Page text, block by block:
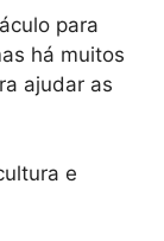
para
há muitos
ajudar as
e